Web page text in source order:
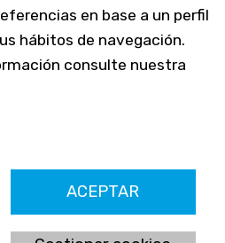
en base a un perfil
hábitos de navegación.
consulte nuestra
ACEPTAR
Los Altos nº756
Grau 22555408K
Farmacéuticos de Alicante 4327
A-790-F